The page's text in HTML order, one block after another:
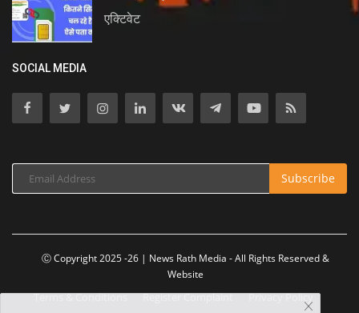
एक्टिवेट
SOCIAL MEDIA
Subscribe
Ⓒ Copyright 2025 -26 | News Rath Media - All Rights Reserved &
Website
Terms & Conditions Register Complaint Privacy Policy